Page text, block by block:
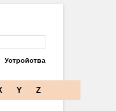
Устройства
Y Z